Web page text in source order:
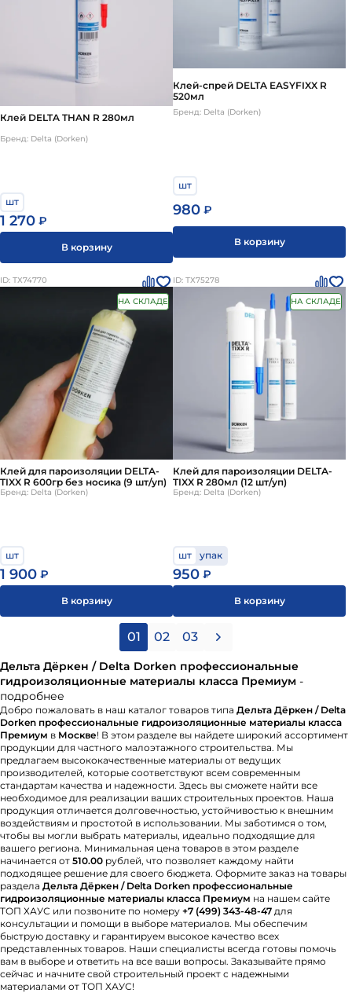
Клей DELTA THAN R 280мл
Бренд: Delta (Dorken)
шт
1 270 ₽
В корзину
Клей-спрей DELTA EASYFIXX R
520мл
Бренд: Delta (Dorken)
шт
980 ₽
В корзину
ID: ТХ74770
НА СКЛАДЕ
Клей для пароизоляции DELTA-
TIXX R 600гр без носика (9 шт/уп)
Бренд: Delta (Dorken)
шт
1 900 ₽
В корзину
ID: ТХ75278
НА СКЛАДЕ
Клей для пароизоляции DELTA-
TIXX R 280мл (12 шт/уп)
Бренд: Delta (Dorken)
шт упак
950 ₽
В корзину
01 02 03
Дельта Дёркен / Delta Dorken профессиональные
гидроизоляционные материалы класса Премиум -
подробнее
Добро пожаловать в наш каталог товаров типа Дельта Дёркен / Delta
Dorken профессиональные гидроизоляционные материалы класса
Премиум в Москве! В этом разделе вы найдете широкий ассортимент
продукции для частного малоэтажного строительства. Мы
предлагаем высококачественные материалы от ведущих
производителей, которые соответствуют всем современным
стандартам качества и надежности. Здесь вы сможете найти все
необходимое для реализации ваших строительных проектов. Наша
продукция отличается долговечностью, устойчивостью к внешним
воздействиям и простотой в использовании. Мы заботимся о том,
чтобы вы могли выбрать материалы, идеально подходящие для
вашего региона. Минимальная цена товаров в этом разделе
начинается от 510.00 рублей, что позволяет каждому найти
подходящее решение для своего бюджета. Оформите заказ на товары
раздела Дельта Дёркен / Delta Dorken профессиональные
гидроизоляционные материалы класса Премиум на нашем сайте
ТОП ХАУС или позвоните по номеру +7 (499) 343-48-47 для
консультации и помощи в выборе материалов. Мы обеспечим
быструю доставку и гарантируем высокое качество всех
представленных товаров. Наши специалисты всегда готовы помочь
вам в выборе и ответить на все ваши вопросы. Заказывайте прямо
сейчас и начните свой строительный проект с надежными
материалами от ТОП ХАУС!